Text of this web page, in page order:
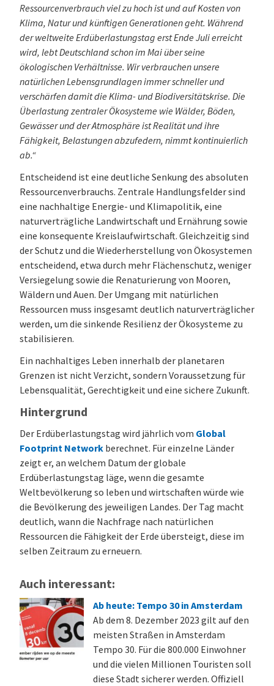
Ressourcenverbrauch viel zu hoch ist und auf Kosten von
Klima, Natur und künftigen Generationen geht. Während
der weltweite Erdüberlastungstag erst Ende Juli erreicht
wird, lebt Deutschland schon im Mai über seine
ökologischen Verhältnisse. Wir verbrauchen unsere
natürlichen Lebensgrundlagen immer schneller und
verschärfen damit die Klima- und Biodiversitätskrise. Die
Überlastung zentraler Ökosysteme wie Wälder, Böden,
Gewässer und der Atmosphäre ist Realität und ihre
Fähigkeit, Belastungen abzufedern, nimmt kontinuierlich
ab.“
Entscheidend ist eine deutliche Senkung des absoluten
Ressourcenverbrauchs. Zentrale Handlungsfelder sind
eine nachhaltige Energie- und Klimapolitik, eine
naturverträgliche Landwirtschaft und Ernährung sowie
eine konsequente Kreislaufwirtschaft. Gleichzeitig sind
der Schutz und die Wiederherstellung von Ökosystemen
entscheidend, etwa durch mehr Flächenschutz, weniger
Versiegelung sowie die Renaturierung von Mooren,
Wäldern und Auen. Der Umgang mit natürlichen
Ressourcen muss insgesamt deutlich naturverträglicher
werden, um die sinkende Resilienz der Ökosysteme zu
stabilisieren.
Ein nachhaltiges Leben innerhalb der planetaren
Grenzen ist nicht Verzicht, sondern Voraussetzung für
Lebensqualität, Gerechtigkeit und eine sichere Zukunft.
Hintergrund
Der Erdüberlastungstag wird jährlich vom Global
Footprint Network berechnet. Für einzelne Länder
zeigt er, an welchem Datum der globale
Erdüberlastungstag läge, wenn die gesamte
Weltbevölkerung so leben und wirtschaften würde wie
die Bevölkerung des jeweiligen Landes. Der Tag macht
deutlich, wann die Nachfrage nach natürlichen
Ressourcen die Fähigkeit der Erde übersteigt, diese im
selben Zeitraum zu erneuern.
Auch interessant:
Ab heute: Tempo 30 in Amsterdam
Ab dem 8. Dezember 2023 gilt auf den
meisten Straßen in Amsterdam
Tempo 30. Für die 800.000 Einwohner
und die vielen Millionen Touristen soll
diese Stadt sicherer werden. Offiziell